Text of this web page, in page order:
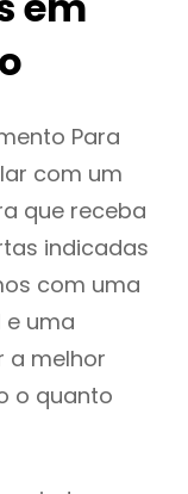
Para
com um
que receba
indicadas
com uma
e uma
a melhor
o quanto